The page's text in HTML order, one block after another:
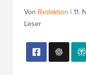
Von Redaktion | 11.
Leser